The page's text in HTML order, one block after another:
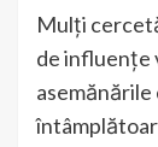
Mulți
de influențe